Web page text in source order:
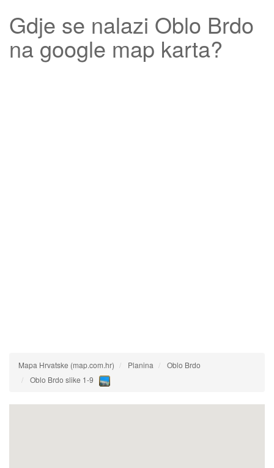
Gdje se nalazi Oblo Brdo
na google map karta?
Mapa Hrvatske (map.com.hr) Planina
Oblo Brdo
Oblo Brdo slike 1-9